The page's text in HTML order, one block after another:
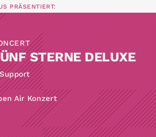
PROGRAM
CONTACT
PRÄSENTIERT:
STERNE DELUXE
Air Konzert